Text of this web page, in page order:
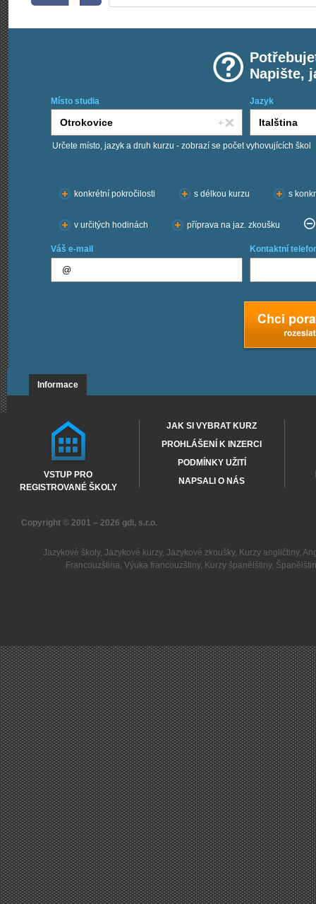
Napište,
Místo studia Jazyk
Určete místo, jazyk a druh kurzu - zobrazí se počet vyhovujících škol
konkrétní pokročilosti
s délkou kurzu s
v určitých hodinách příprava na jaz. zkoušku
Váš e-mail Kontaktní
Informace
VSTUP PRO
REGISTROVANÉ ŠKOLY
JAK SI VYBRAT KURZ
PROHLÁŠENÍ K INZERCI
PODMÍNKY UŽITÍ
NAPSALI O NÁS
Copyright © 2001 – 2026 gdi, s.r.o.
Jazykové školy, Jazykové kurzy, Jazykové zkoušky, Kurzy angličtiny,
Francouzština,Výuka francouzštiny, Kurzy španělštiny,